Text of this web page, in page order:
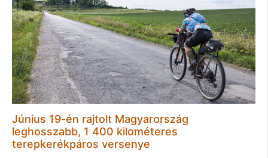
Június 19-én rajtolt Magyarország
leghosszabb, 1 400 kilométeres
terepkerékpáros versenye